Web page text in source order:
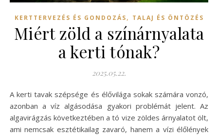
KERTTERVEZÉS ÉS GONDOZÁS, TALAJ ÉS ÖNTÖZÉS
Miért zöld a színárnyalata
a kerti tónak?
2025.05.22.
A kerti tavak szépsége és élővilága sokak számára vonzó,
azonban a víz algásodása gyakori problémát jelent. Az
algavirágzás következtében a tó vize zöldes árnyalatot ölt,
ami nemcsak esztétikailag zavaró, hanem a vízi élőlények